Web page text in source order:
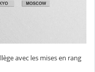
avec les mises en rang